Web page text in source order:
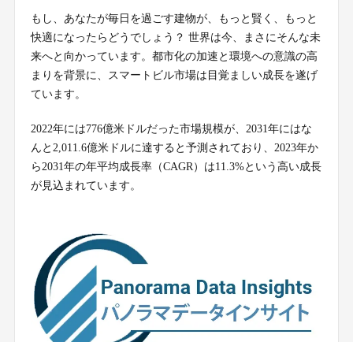
もし、あなたが毎日を過ごす建物が、もっと賢く、もっと
快適になったらどうでしょう？ 世界は今、まさにそんな未
来へと向かっています。都市化の加速と環境への意識の高
まりを背景に、スマートビル市場は目覚ましい成長を遂げ
ています。
2022年には776億米ドルだった市場規模が、2031年にはな
んと2,011.6億米ドルに達すると予測されており、2023年か
ら2031年の年平均成長率（CAGR）は11.3%という高い成長
が見込まれています。